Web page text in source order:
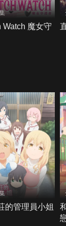
Watch 魔女守
的管理員小姐